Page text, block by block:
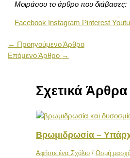
Μοιράσου το άρθρο που διάβασες:
Facebook Instagram Pinterest
← Προηγούμενο Άρθρο
Επόμενο Άρθρο →
Σχετικά Άρθρα
Βρωμιδρωσία –
Αφήστε ένα Σχόλιο /Οσμή